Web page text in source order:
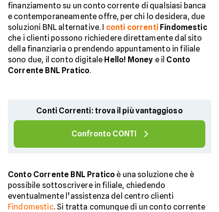
finanziamento su un conto corrente di qualsiasi banca
e contemporaneamente offre, per chi lo desidera, due
soluzioni BNL alternative. I conti correntiFindomestic
che i clienti possono richiedere direttamente dal sito
della finanziaria o prendendo appuntamento in filiale
sono due, il conto digitale Hello! Money e il Conto
Corrente BNL Pratico.
Conti Correnti: trova il più vantaggioso
Confronto CONTI
Conto Corrente BNL Pratico è una soluzione che è
possibile sottoscrivere in filiale, chiedendo
eventualmente l’assistenza del centro clienti
Findomestic. Si tratta comunque di un conto corrente